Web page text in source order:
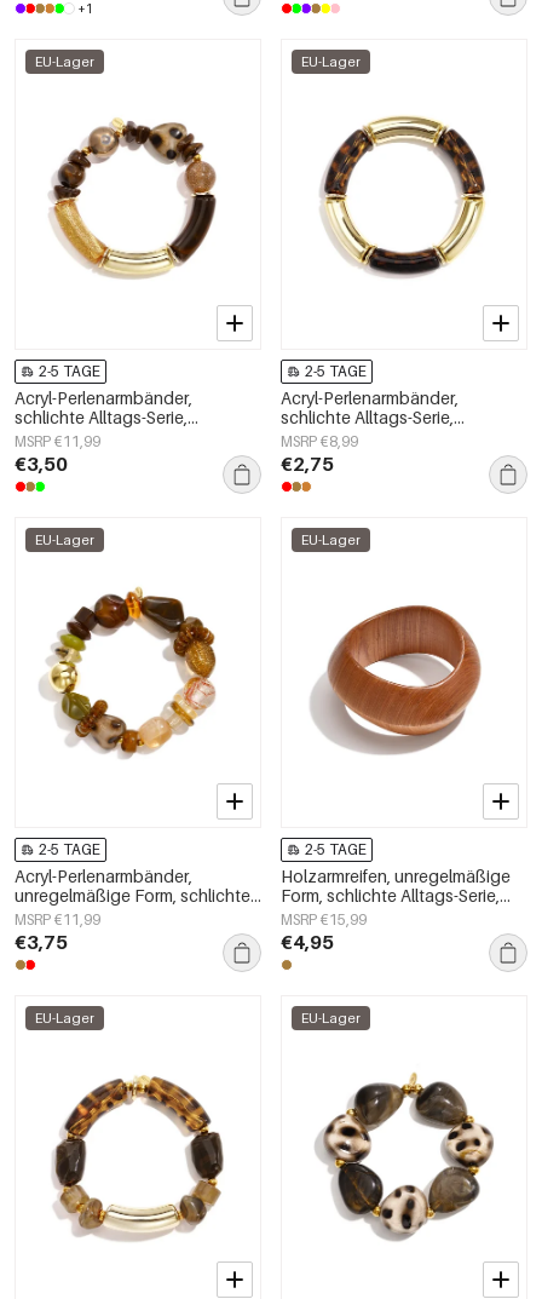
+1
EU-Lager
2-5 TAGE
Acryl-Perlenarmbänder,
schlichte Alltags-Serie,
Damenschmuck
MSRP €11,99
€3,50
EU-Lager
2-5 TAGE
Acryl-Perlenarmbänder,
schlichte Alltags-Serie,
Damenschmuck
MSRP €8,99
€2,75
EU-Lager
2-5 TAGE
Acryl-Perlenarmbänder,
unregelmäßige Form, schlichte
Alltagsserie, Damenschmuck
MSRP €11,99
€3,75
EU-Lager
2-5 TAGE
Holzarmreifen, unregelmäßige
Form, schlichte Alltags-Serie,
Damenschmuck
MSRP €15,99
€4,95
EU-Lager EU-Lager